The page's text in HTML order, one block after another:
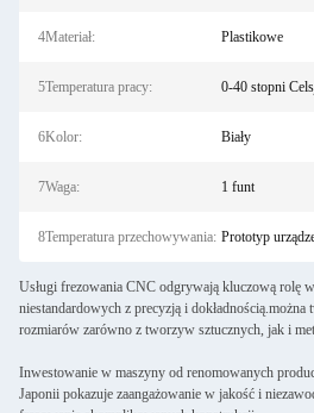
4Materiał: Plastikowe
5Temperatura pracy: 0-40 stopni
6Kolor: Biały
7Waga: 1 funt
8Temperatura przechowywania: Prototyp
Usługi frezowania CNC odgrywają kluczową rolę
niestandardowych z precyzją i
rozmiarów zarówno z tworzyw sztucznych, jak i
Inwestowanie w maszyny od renomowanych
Japonii pokazuje zaangażowanie w jakość i